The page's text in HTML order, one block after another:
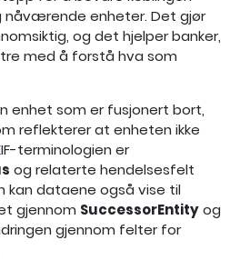
nåværende enheter. Det gjør
og det hjelper banker,
med å forstå hva som
enhet som er fusjonert bort,
reflekterer at enheten ikke
terminologien er
og relaterte hendelsesfelt
kan dataene også vise til
gjennom SuccessorEntityog
gjennom felter for